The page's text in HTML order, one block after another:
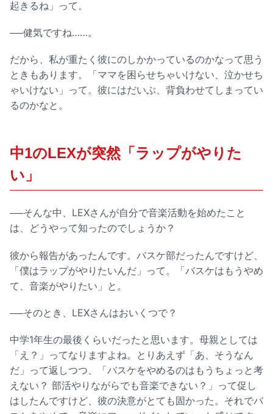
起きるね」って。
──健気ですね……。
だから、私が重たく彼にのしかかっているのかなって思う
ときもあります。「ママを困らせちゃいけない、泣かせち
ゃいけない」って。彼にはだいぶ、背負わせてしまってい
るのかなと。
中1のLEXが突然「ラップがやりた
い」
──そんな中、LEXさんが自分で音楽活動を始めたこと
は、どうやって知ったのでしょうか？
彼から報告があったんです。バスケ部だったんですけど、
「僕はラップがやりたいんだ」って。「バスケはもうやめ
て、音楽がやりたい」と。
──そのとき、LEXさんはおいくつで？
中学1年生の最後くらいだったと思います。母親としては
「え？」ってなりますよね。とりあえず「あ、そうなん
だ」って返しつつ、「バスケをやめるのはもうちょっと考
えない？ 部活やりながらでも音楽できない？」って促し
はしたんですけど、彼の決意がとても固かった。それでバ